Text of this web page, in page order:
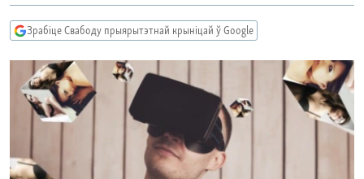
Перайсьці
да
ПАЛІТВЯЗЬНІ
КУЛЬТУРА
PREMIUM
МОВА
Усе сайты РС/РСЭ
Зрабіце Свабоду прыярытэтнай крыніцай ў Google